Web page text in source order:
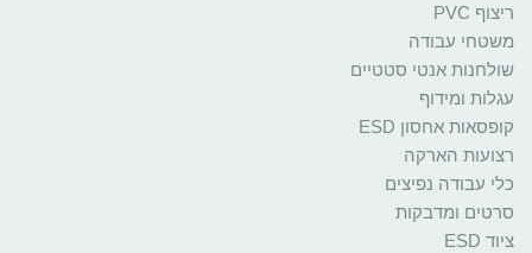
ריצוף PVC
משטחי עבודה
שולחנות אנטי סטטיים
עגלות ומידוף
קופסאות אחסון ESD
רצועות הארקה
כלי עבודה נפיצים
סרטים ומדבקות
ציוד ESD